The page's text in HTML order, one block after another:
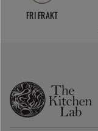
FRI FRAKT